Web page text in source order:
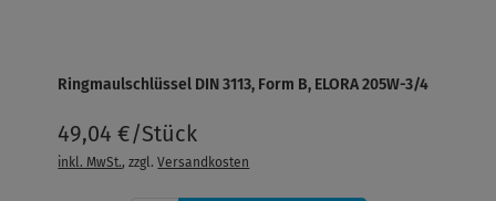
Ringmaulschlüssel DIN 3113, Form B, ELORA 205W-3/4
49,04 €/Stück
inkl. MwSt., zzgl.Versandkosten